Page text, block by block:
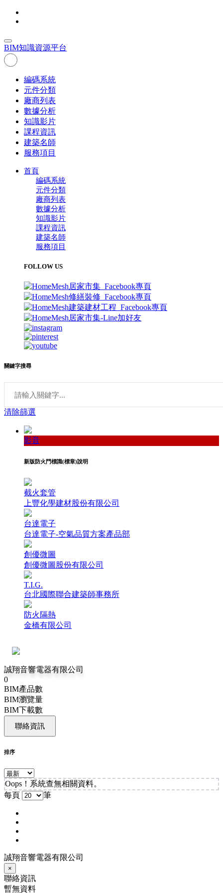
BIM知識資源平台
編碼系統
元件分類
廠商列表
數據分析
知識影片
課程資訊
建築名師
服務項目
首頁
編碼系統
元件分類
廠商列表
數據分析
知識影片
課程資訊
建築名師
服務項目
FOLLOW US
關鍵字搜尋
清除篩選
影音
新版防火門標識(標章)說明
截火套管
上豐化學建材股份有限公司
台達電子
台達電子-空氣品質方案產品部
創優微圖
創優微圖股份有限公司
T.I.G.
台北國際聯合建築師事務所
防火隔熱
金橋有限公司
誠翔音響電器有限公司
0
BIM產品數
BIM瀏覽量
BIM下載數
聯絡資訊
排序
Oops！系統查無相關資料。
每頁
筆
誠翔音響電器有限公司
×
聯絡資訊
暫無資料